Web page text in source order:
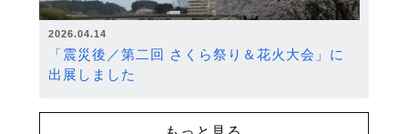
2026.04.14
「震災後／第二回 さくら祭り＆花火大会」に
出展しました